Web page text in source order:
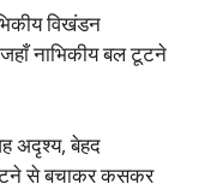
विखंडन
नाभिकीय बल टूटने
अदृश्य, बेहद
से बचाकर कसकर